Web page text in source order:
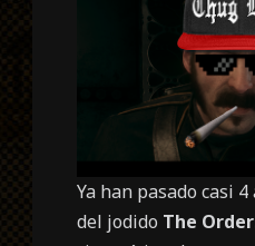
Ya han pasado casi
del jodido The